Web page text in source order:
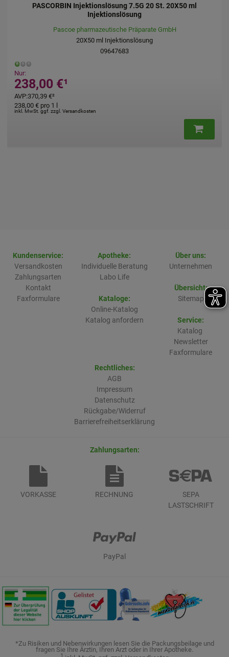
DISCI Bamb HOM Tropfen
50ml Tropfen
02749908
Nur:
15,19 €¹
UVP:20,25 €³
inkl. MwSt. ggf. zzgl. Versandkosten
303,80 €pro 1 l
Kundenservice:
Versandkosten
Zahlungsarten
Kontakt
Faxformulare
Apotheke:
Individuelle Beratung
Labo Life
Kataloge:
Online-Katalog
Katalog anfordern
Über uns:
Unternehmen
Übersicht:
Sitemap
Service:
Katalog
Newsletter
Faxformulare
Rechtliches:
AGB
Impressum
Datenschutz
Rückgabe/Widerruf
Barrierefreiheitserklärung
Zahlungsarten:
VORKASSE RECHNUNG
SEPA
LASTSCHRIFT
PayPal
*Zu Risiken und Nebenwirkungen lesen Sie die Packungsbeilage und
fragen Sie Ihre Ärztin, Ihren Arzt oder in Ihrer Apotheke.
1